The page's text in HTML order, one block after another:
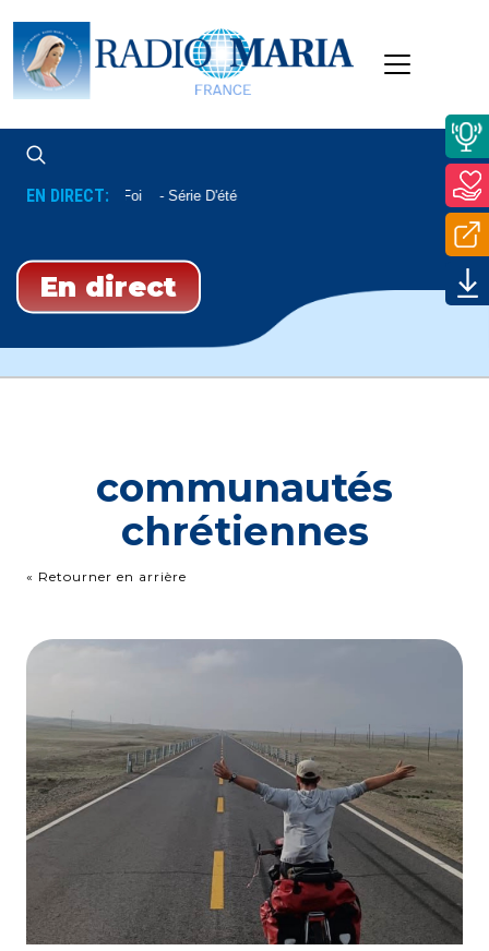
EN DIRECT:
Approfondis Ta Foi Série D'été
En direct
communautés
chrétiennes
« Retourner en arrière